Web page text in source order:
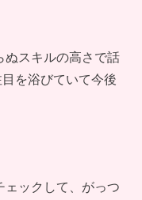
ぬスキルの高さで話
を浴びていて今後
ェックして、がっつ